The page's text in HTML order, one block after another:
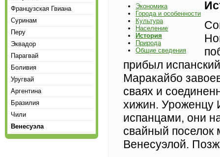
Французская Гвиана
Суринам
Перу
Эквадор
Парагвай
Боливия
Уругвай
Аргентина
Бразилия
Чили
Венесуэла
Экономика
Города и особенности
Культура
Население
История
Природа
Общие сведения
прибыл
Маракайбо
сваях и
хижин. Уроженцу
испанцами, они
свайный поселок
Венесуэлой.